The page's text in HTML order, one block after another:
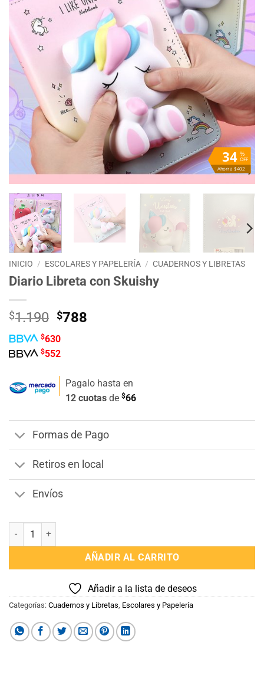
%
OFF
34
Ahorra $402
INICIO / ESCOLARES Y PAPELERÍA / CUADERNOS Y LIBRETAS
Diario Libreta con Skuishy
$1.190 El
precio
original
era:
$1.190.
$788
$630
$552
Pagalo hasta en
12 cuotas de $66
Formas de Pago
Retiros en local
Envíos
Diario Libreta con Skuishy cantidad
AÑADIR AL CARRITO
Añadir a la lista de deseos
Categorías: Cuadernos y Libretas, Escolares y Papelería